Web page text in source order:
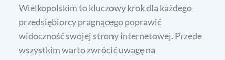
Wielkopolskim to kluczowy krok dla każdego
przedsiębiorcy pragnącego poprawić
widoczność swojej strony internetowej. Przede
wszystkim warto zwrócić uwagę na